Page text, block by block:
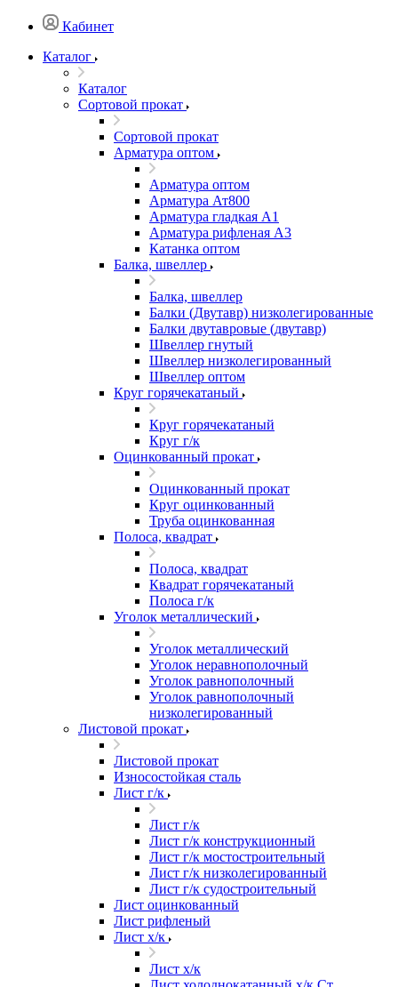
Кабинет
Каталог
Каталог
Сортовой прокат
Сортовой прокат
Арматура оптом
Арматура оптом
Арматура Ат800
Арматура гладкая А1
Арматура рифленая А3
Катанка оптом
Балка, швеллер
Балка, швеллер
Балки (Двутавр) низколегированные
Балки двутавровые (двутавр)
Швеллер гнутый
Швеллер низколегированный
Швеллер оптом
Круг горячекатаный
Круг горячекатаный
Круг г/к
Оцинкованный прокат
Оцинкованный прокат
Круг оцинкованный
Труба оцинкованная
Полоса, квадрат
Полоса, квадрат
Квадрат горячекатаный
Полоса г/к
Уголок металлический
Уголок металлический
Уголок неравнополочный
Уголок равнополочный
Уголок равнополочный
низколегированный
Листовой прокат
Листовой прокат
Износостойкая сталь
Лист г/к
Лист г/к
Лист г/к конструкционный
Лист г/к мостостроительный
Лист г/к низколегированный
Лист г/к судостроительный
Лист оцинкованный
Лист рифленый
Лист х/к
Лист х/к